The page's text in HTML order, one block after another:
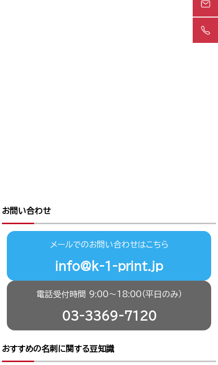
お問い合わせ
メールでのお問い合わせはこちら
info@k-1-print.jp
電話受付時間 9:00〜18:00（平日のみ）
03-3369-7120
おすすめの名刺に関する豆知識